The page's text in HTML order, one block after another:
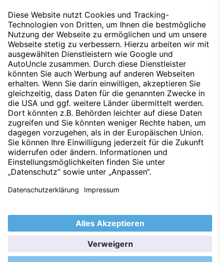
Sie haben Interesse?Wir beraten Sie gern!
Jetzt Termin vereinbaren
DatenschutzImpressumTechniklexikon
Barrierefreiheitserklärung